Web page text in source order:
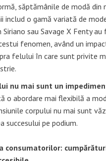
săptămânile de modă din
includ o gamă variată de
Siriano sau Savage X Fenty
fenomen, având un
felului în care sunt privite
nu mai sunt un
o abordare mai flexibilă a
corpului nu mai sunt
succesului pe podium.
consumatorilor: